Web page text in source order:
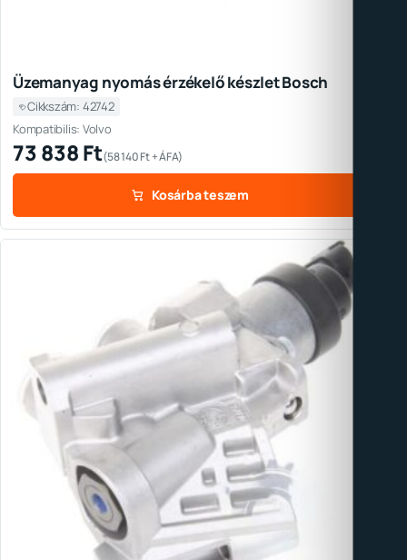
Üzemanyag nyomás érzékelő készlet Bosch
Cikkszám: 42742
Kompatibilis: Volvo
73 838Ft(58 140Ft+ ÁFA)
Kosárba teszem